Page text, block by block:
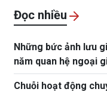
Đọc nhiều
Những bức ảnh lưu
năm quan hệ ngoại
Thái Lan
Chuỗi hoạt động